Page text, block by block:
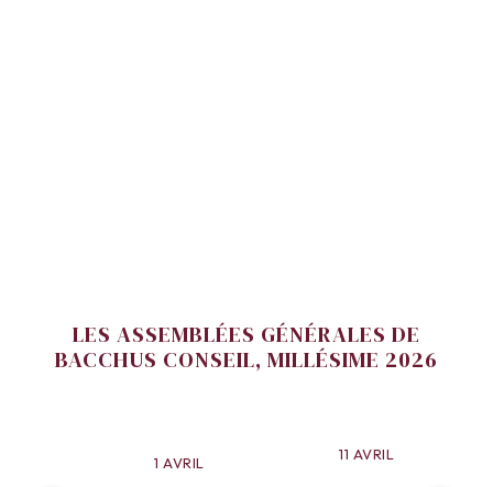
LES ASSEMBLÉES GÉNÉRALES DE
BACCHUS CONSEIL, MILLÉSIME 2026
18 AVRIL